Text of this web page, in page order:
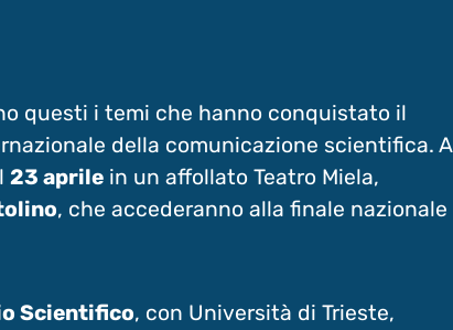
questi i temi che hanno conquistato il
della comunicazione scientifica. A
23 aprilein un affollato Teatro Miela,
, che accederanno alla finale nazionale
Scientifico, con Università di Trieste,